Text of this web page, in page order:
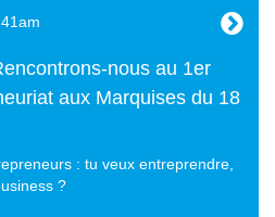
nous au 1er
aux Marquises du 18
: tu veux entreprendre,
?